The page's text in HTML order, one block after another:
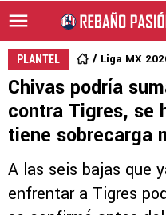
PLANTEL Liga MX
Chivas podría
contra Tigres, se
tiene sobrecarga
A las seis bajas que
enfrentar a Tigres